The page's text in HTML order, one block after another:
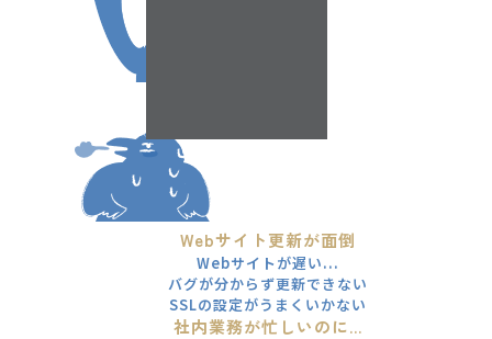
Webサイト更新が面倒
Webサイトが遅い...
バグが分からず更新できない
SSLの設定がうまくいかない
社内業務が忙しいのに...